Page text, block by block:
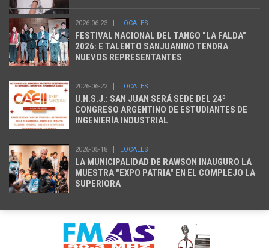
2026-06-23 LOCALES
FESTIVAL NACIONAL DEL TANGO "LA FALDA"
2026: E TALENTO SANJUANINO TENDRA
NUEVOS REPRESENTANTES
2026-06-22 LOCALES
U.N.S.J.: SAN JUAN SERÁ SEDE DEL 24º
CONGRESO ARGENTINO DE ESTUDIANTES DE
INGENIERÍA INDUSTRIAL
2026-05-18 LOCALES
LA MUNICIPALIDAD DE RAWSON INAUGURO LA
MUESTRA "EXPO PATRIA" EN EL COMPLEJO LA
SUPERIORA